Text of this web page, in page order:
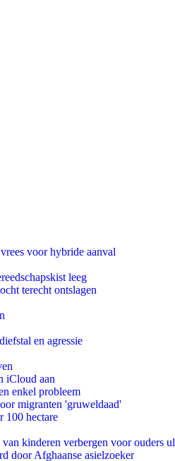
voor hybride aanval
leeg
terecht ontslagen
en agressie
iCloud aan
enkel probleem
migranten 'gruweldaad'
100 hectare
kinderen verbergen voor ouders
door Afghaanse asielzoeker